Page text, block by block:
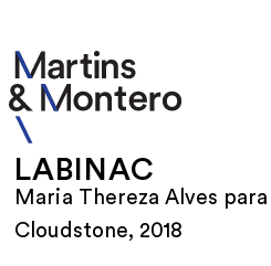
LABINAC
Maria Thereza Alves
Cloudstone, 2018